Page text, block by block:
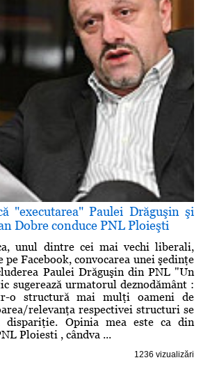
"executarea" Paulei Drăguşin şi
Dobre conduce PNL Ploieşti
unul dintre cei mai vechi liberali,
Facebook, convocarea unei şedinţe
Paulei Drăguşin din PNL "Un
sugerează urmatorul deznodământ :
o structură mai mulţi oameni de
relevanţa respectivei structuri se
dispariţie. Opinia mea este ca din
Ploiesti , cândva ...
1236 vizualizări